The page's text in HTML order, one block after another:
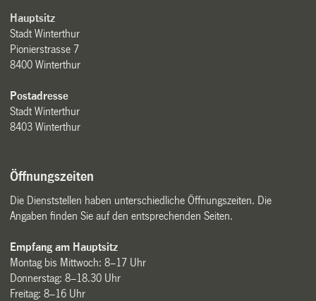
Hauptsitz
Stadt Winterthur
Pionierstrasse 7
8400 Winterthur
Postadresse
Stadt Winterthur
8403 Winterthur
Öffnungszeiten
Die Dienststellen haben unterschiedliche Öffnungszeiten. Die
Angaben finden Sie auf den entsprechenden Seiten.
Empfang am Hauptsitz
Montag bis Mittwoch: 8–17 Uhr
Donnerstag: 8–18.30 Uhr
Freitag: 8–16 Uhr